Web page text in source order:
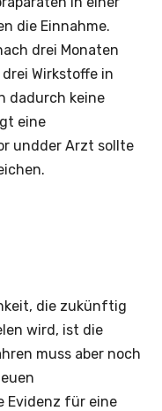
die Einnahme.
drei Monaten
Wirkstoffe in
dadurch keine
eine
undder Arzt sollte
die zukünftig
wird, ist die
muss aber noch
Evidenz für eine